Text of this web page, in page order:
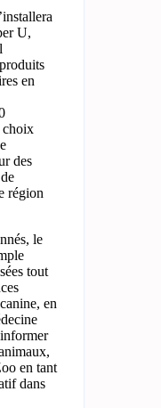
U,
en
choix
des
région
le
tout
en
en tant
dans